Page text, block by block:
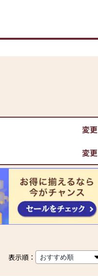
変更
変更
表示順：